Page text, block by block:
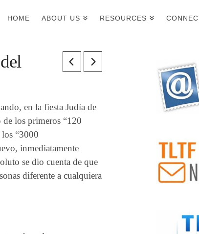
HOME ABOUT US RESOURCES
en la fiesta Judía de
los primeros “120
“3000
inmediatamente
se dio cuenta de que
diferente a cualquiera